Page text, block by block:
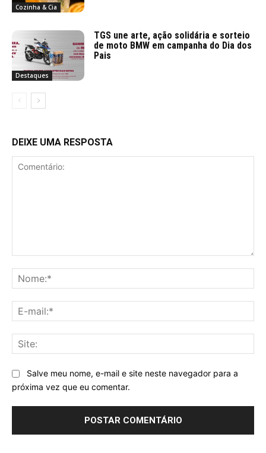
Cozinha & Cia
Destaques
TGS une arte, ação solidária e sorteio
de moto BMW em campanha do Dia dos
Pais
DEIXE UMA RESPOSTA
Salve meu nome, e-mail e site neste navegador para a
próxima vez que eu comentar.